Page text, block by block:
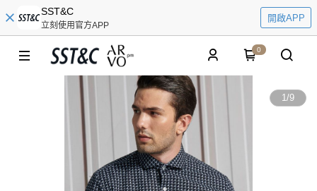
SST&C
立刻使用官方APP
開啟APP
0
1/9